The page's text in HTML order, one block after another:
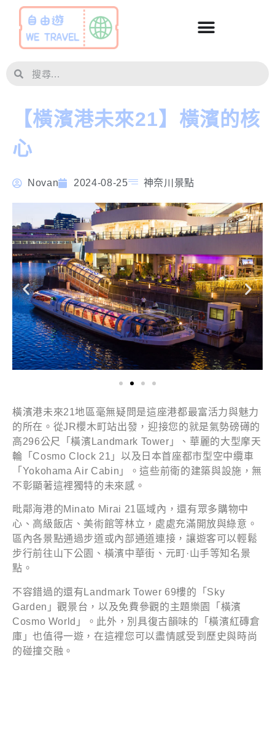
【橫濱港未來21】橫濱的核
心
Novan 2024-08-25 神奈川景點
橫濱港未來21地區毫無疑問是這座港都最富活力與魅力
的所在。從JR櫻木町站出發，迎接您的就是氣勢磅礡的
高296公尺「橫濱Landmark Tower」、華麗的大型摩天
輪「Cosmo Clock 21」以及日本首座都市型空中纜車
「Yokohama Air Cabin」。這些前衛的建築與設施，無
不彰顯著這裡獨特的未來感。
毗鄰海港的Minato Mirai 21區域內，還有眾多購物中
心、高級飯店、美術館等林立，處處充滿開放與綠意。
區內各景點通過步道或內部通道連接，讓遊客可以輕鬆
步行前往山下公園、橫濱中華街、元町·山手等知名景
點。
不容錯過的還有Landmark Tower 69樓的「Sky
Garden」觀景台，以及免費參觀的主題樂園「橫濱
Cosmo World」。此外，別具復古韻味的「橫濱紅磚倉
庫」也值得一遊，在這裡您可以盡情感受到歷史與時尚
的碰撞交融。